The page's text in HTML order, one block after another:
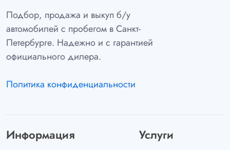
Подбор, продажа и выкуп б/у
автомобилей с пробегом в Санкт-
Петербурге. Надежно и с гарантией
официального дилера.
Политика конфиденциальности
Информация Услуги